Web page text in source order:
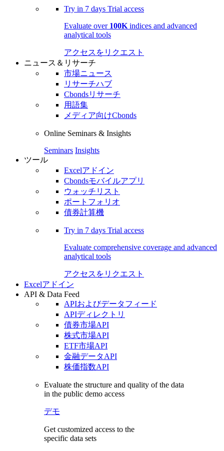
Try in 7 days Trial access
Evaluate over 100K indices and advanced
analytical tools
アクセスをリクエスト
ニュース＆リサーチ
市場ニュース
リサーチハブ
Cbondsリサーチ
用語集
メディア向けCbonds
Online Seminars & Insights
Seminars Insights
ツール
Excelアドイン
Cbondsモバイルアプリ
ウォッチリスト
ポートフォリオ
債券計算機
Try in 7 days Trial access
Evaluate comprehensive coverage and advanced
analytical tools
アクセスをリクエスト
Excelアドイン
API & Data Feed
APIおよびデータフィード
APIディレクトリ
債券市場API
株式市場API
ETF市場API
金融データAPI
株価指数API
Evaluate the structure and quality of the data
in the public demo access
デモ
Get customized access to the
specific data sets